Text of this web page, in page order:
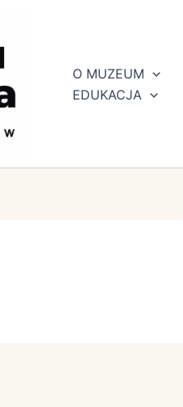
O MUZEUM
EDUKACJA